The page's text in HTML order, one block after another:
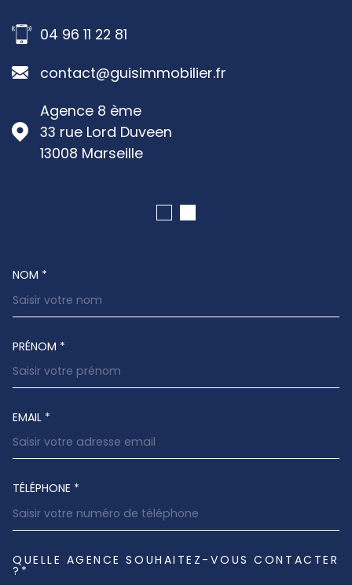
04 96 11 22 81
contact@guisimmobilier.fr
Agence 8 ème
33 rue Lord Duveen
13008
Marseille
TRAD_MELTEM_VOSCOORDONNEES
NOM *
PRÉNOM *
EMAIL *
TÉLÉPHONE *
TRAD_MELTEM_VOREDEMANDE
QUELLE AGENCE SOUHAITEZ-VOUS CONTACTER
?*